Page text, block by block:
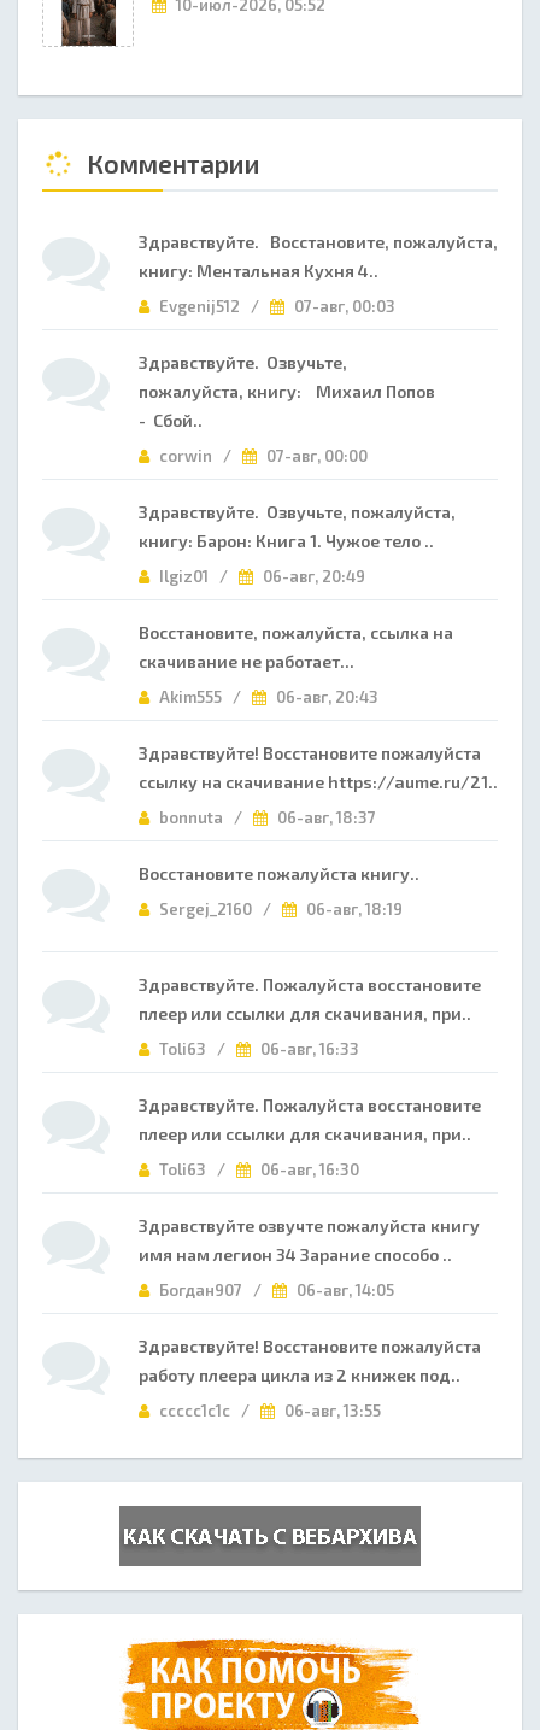
10-июл-2026, 05:52
Комментарии
Здравствуйте. Восстановите, пожалуйста,
книгу: Ментальная Кухня 4..
Evgenij512 / 07-авг, 00:03
Здравствуйте. Озвучьте,
пожалуйста, книгу: Михаил Попов
- Сбой..
corwin / 07-авг, 00:00
Здравствуйте. Озвучьте, пожалуйста,
книгу: Барон: Книга 1. Чужое тело ..
Ilgiz01 / 06-авг, 20:49
Восстановите, пожалуйста, ссылка на
скачивание не работает...
Akim555 / 06-авг, 20:43
Здравствуйте! Восстановите пожалуйста
ссылку на скачивание https://aume.ru/21..
bonnuta / 06-авг, 18:37
Восстановите пожалуйста книгу..
Sergej_2160 / 06-авг, 18:19
Здравствуйте. Пожалуйста восстановите
плеер или ссылки для скачивания, при..
Toli63 / 06-авг, 16:33
Здравствуйте. Пожалуйста восстановите
плеер или ссылки для скачивания, при..
Toli63 / 06-авг, 16:30
Здравствуйте озвучте пожалуйста книгу
имя нам легион 34 Зарание способо ..
Богдан907 / 06-авг, 14:05
Здравствуйте! Восстановите пожалуйста
работу плеера цикла из 2 книжек под..
ccccc1c1c / 06-авг, 13:55